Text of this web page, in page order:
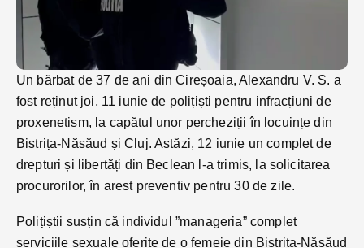
Un bărbat de 37 de ani din Cireșoaia, Alexandru V. S. a
fost reținut joi, 11 iunie de polițiști pentru infracțiuni de
proxenetism, la capătul unor percheziții în locuințe din
Bistrița-Năsăud și Cluj. Astăzi, 12 iunie un complet de
drepturi și libertăți din Beclean l-a trimis, la solicitarea
procurorilor, în arest preventiv pentru 30 de zile.
Polițiștii susțin că individul ”manageria” complet
serviciile sexuale oferite de o femeie din Bistrița-Năsăud